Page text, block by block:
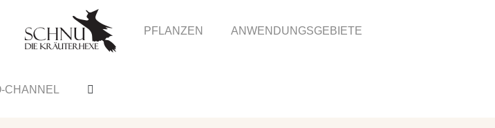
PFLANZEN ANWENDUNGSGEBIETE
CHANNEL